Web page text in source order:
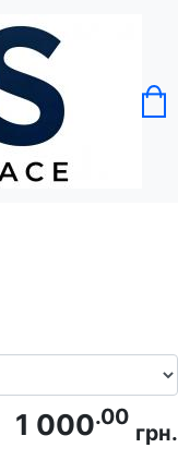
1 000.00
грн.